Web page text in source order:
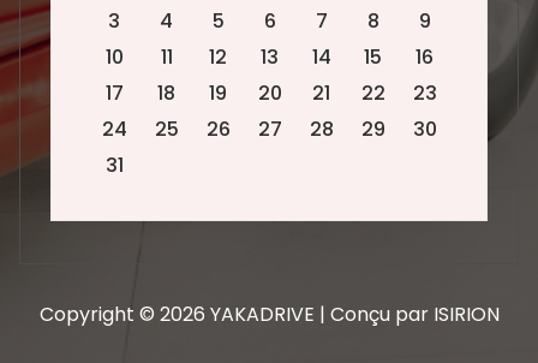
3
4 5 6 7 8
9
10
11 12 13 14 15
16
17
18 19 20 21 22
23
24
25 26 27 28 29
30
31
Copyright © 2026 YAKADRIVE | Conçu par ISIRION